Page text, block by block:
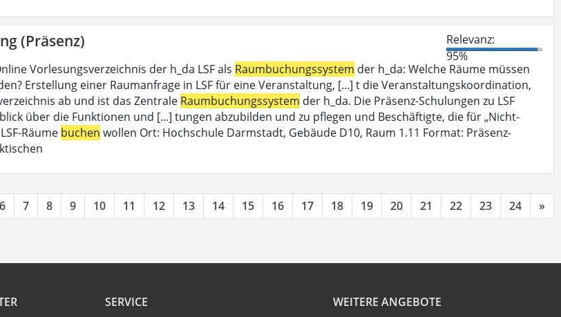
(Präsenz)
Relevanz:
95%
Vorlesungsverzeichnis der h_da LSF als Raumbuchungssystem der h_da: Welche Räume müssen
Erstellung einer Raumanfrage in LSF für eine Veranstaltung, [...] t die Veranstaltungskoordination,
ab und ist das Zentrale Raumbuchungssystem der h_da. Die Präsenz-Schulungen zu LSF
über die Funktionen und [...] tungen abzubilden und zu pflegen und Beschäftigte, die für „Nicht-
Räume buchen wollen Ort: Hochschule Darmstadt, Gebäude D10, Raum 1.11 Format: Präsenz-
6 7 8 9 10 11 12 13 14 15 16 17 18 19 20 21 22 23 24 »
SERVICE
WEITERE ANGEBOTE